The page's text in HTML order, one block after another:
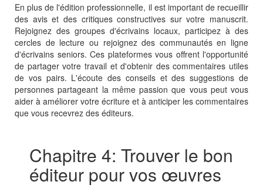
En plus de l'édition professionnelle, il est important de recueillir
des avis et des critiques constructives sur votre manuscrit.
Rejoignez des groupes d'écrivains locaux, participez à des
cercles de lecture ou rejoignez des communautés en ligne
d'écrivains seniors. Ces plateformes vous offrent l'opportunité
de partager votre travail et d'obtenir des commentaires utiles
de vos pairs. L'écoute des conseils et des suggestions de
personnes partageant la même passion que vous peut vous
aider à améliorer votre écriture et à anticiper les commentaires
que vous recevrez des éditeurs.
Chapitre 4: Trouver le bon
éditeur pour vos œuvres